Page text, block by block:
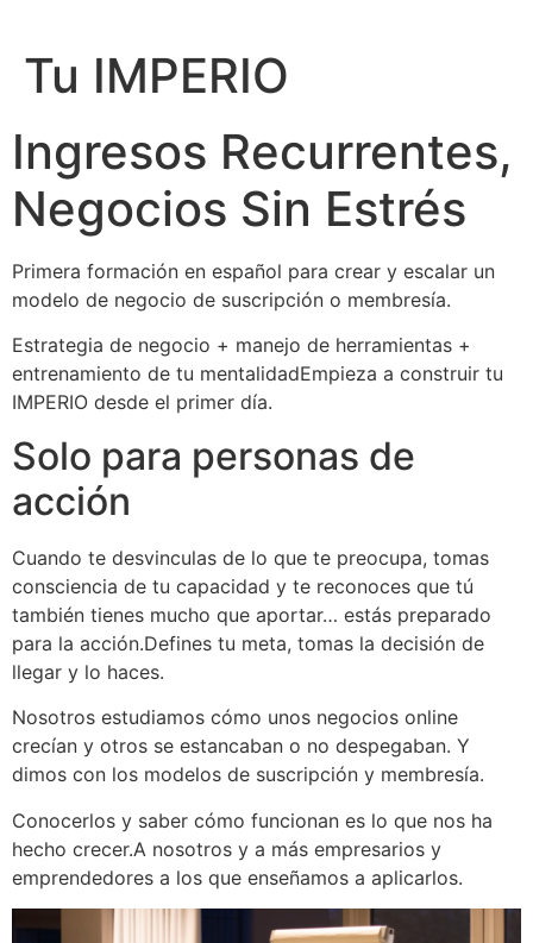
contenido
Tu IMPERIO
Ingresos Recurrentes,
Negocios Sin Estrés
Primera formación en español para crear y escalar un
modelo de negocio de suscripción o membresía.
Estrategia de negocio + manejo de herramientas +
entrenamiento de tu mentalidadEmpieza a construir tu
IMPERIO desde el primer día.
Solo para personas de
acción
Cuando te desvinculas de lo que te preocupa, tomas
consciencia de tu capacidad y te reconoces que tú
también tienes mucho que aportar… estás preparado
para la acción.Defines tu meta, tomas la decisión de
llegar y lo haces.
Nosotros estudiamos cómo unos negocios online
crecían y otros se estancaban o no despegaban. Y
dimos con los modelos de suscripción y membresía.
Conocerlos y saber cómo funcionan es lo que nos ha
hecho crecer.A nosotros y a más empresarios y
emprendedores a los que enseñamos a aplicarlos.